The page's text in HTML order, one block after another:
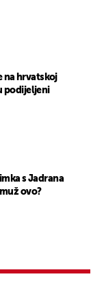
na hrvatskoj
podijeljeni
s Jadrana
ovo?